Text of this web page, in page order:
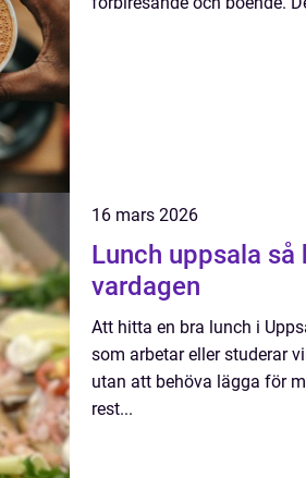
16 mars 2026
Lunch uppsala så hittar du riktigt bra husmanskost i
vardagen
Att hitta en bra lunch i
som arbetar eller studerar
utan att behöva lägga för
rest...